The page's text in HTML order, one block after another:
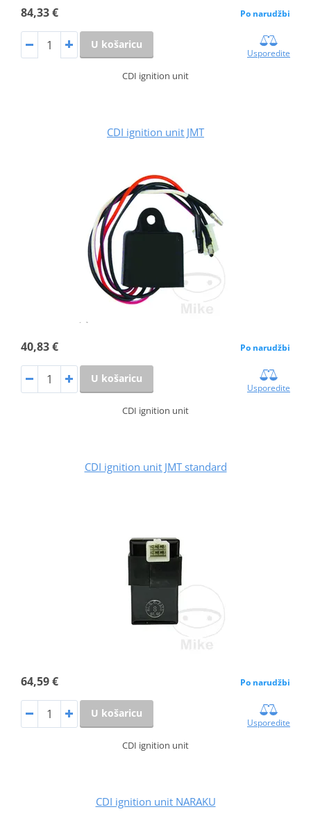
84,33 € Po narudžbi
U košaricu
Usporedite
CDI ignition unit
CDI ignition unit JMT
40,83 € Po narudžbi
U košaricu
Usporedite
CDI ignition unit
CDI ignition unit JMT standard
64,59 € Po narudžbi
U košaricu
Usporedite
CDI ignition unit
CDI ignition unit NARAKU